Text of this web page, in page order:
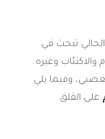
تبحث في
وغيره
وفيما يلي
على القلق